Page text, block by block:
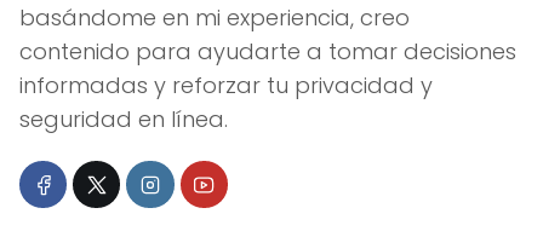
basándome en mi experiencia, creo
contenido para ayudarte a tomar decisiones
informadas y reforzar tu privacidad y
seguridad en línea.